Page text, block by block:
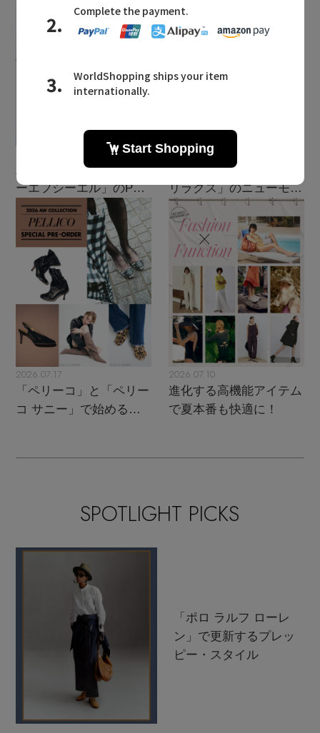
主役級ニットが揃う「シ
ーエフシーエル」のPOP
UPがスタート
2026.07.24
現代性を追求した「ザ・
リラクス」のニューモダ
ンクラシック
2026.07.17
「ペリーコ」と「ペリー
コ サニー」で始める秋
2026.07.10
進化する高機能アイテム
で夏本番も快適に！
SPOTLIGHT PICKS
「ポロ ラルフ ローレ
ン」で更新するプレッ
ピー・スタイル